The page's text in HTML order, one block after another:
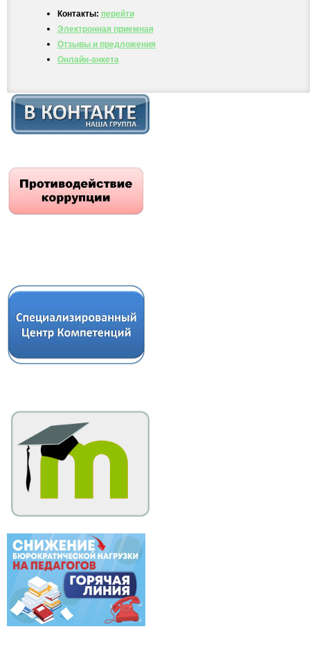
Контакты: перейти
Электронная приемная
Отзывы и предложения
Онлайн-анкета